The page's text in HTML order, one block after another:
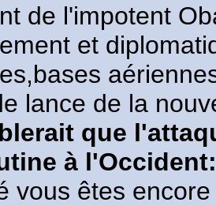
de l'impotent
et
lance de la
que
à
vous êtes